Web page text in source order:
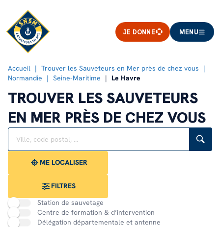
JE DONNE MENU
Accueil
Trouver les Sauveteurs en Mer près de chez vous
Normandie
Seine-Maritime Le Havre
TROUVER LES SAUVETEURS
EN MER PRÈS DE CHEZ VOUS
Rechercher
Veuillez
renseigner
adresse
{{count}}
résultat(s)
ME LOCALISER
FILTRES
Station de sauvetage
Centre de formation & d’intervention
Délégation départementale et antenne